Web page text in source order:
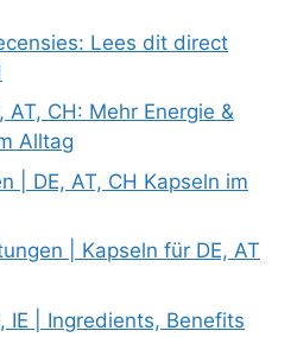
Lees dit direct
AT, CH: Mehr Energie &
Alltag
| DE, AT, CH Kapseln im
| Kapseln für DE, AT
IE | Ingredients, Benefits